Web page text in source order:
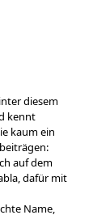
diesem
kennt
kaum ein
auf dem
dafür mit
Name,